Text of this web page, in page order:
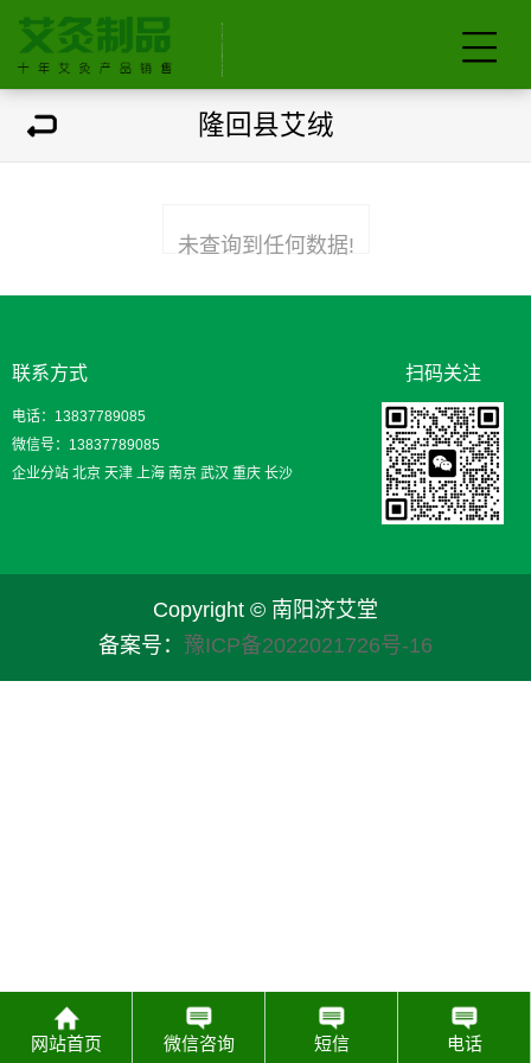
隆回县艾绒
未查询到任何数据!
联系方式
电话：13837789085
微信号：13837789085
企业分站 北京 天津 上海 南京 武汉 重庆 长沙
扫码关注
Copyright © 南阳济艾堂
备案号： 豫ICP备2022021726号-16
网站首页 微信咨询 短信 电话